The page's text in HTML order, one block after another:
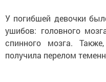
У погибшей девочки
ушибов: головного
спинного мозга.
получила перелом